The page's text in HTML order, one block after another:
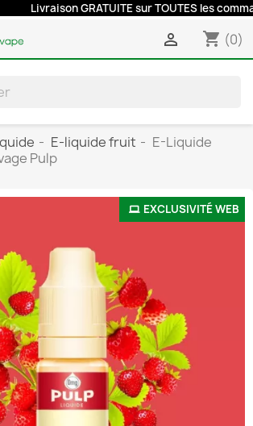
Livraison GRATUITE sur TOUTES les
shopping_cart (0)

E-liquide fruit
E-Liquide
Pulp
EXCLUSIVITÉ WEB